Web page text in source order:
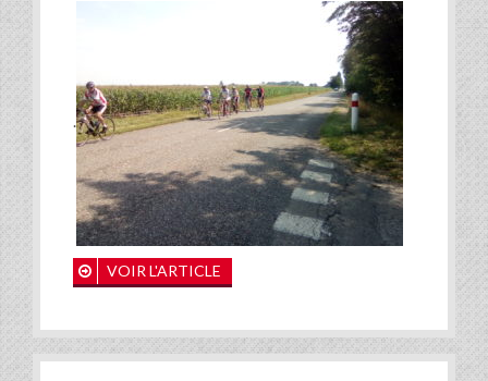
.
VOIR L'ARTICLE